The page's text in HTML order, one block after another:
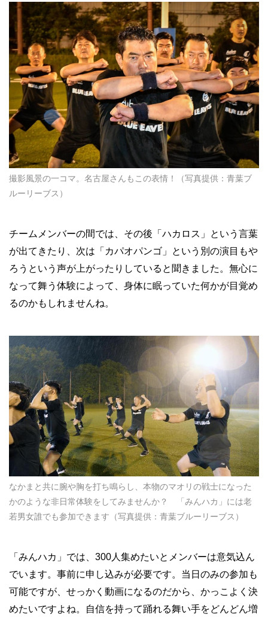
撮影風景の一コマ。名古屋さんもこの表情！（写真提供：青葉ブ
ルーリーブス）
チームメンバーの間では、その後「ハカロス」という言葉
が出てきたり、次は「カパオパンゴ」という別の演目もや
ろうという声が上がったりしていると聞きました。無心に
なって舞う体験によって、身体に眠っていた何かが目覚め
るのかもしれませんね。
なかまと共に腕や胸を打ち鳴らし、本物のマオリの戦士になった
かのような非日常体験をしてみませんか？ 「みんハカ」には老
若男女誰でも参加できます（写真提供：青葉ブルーリーブス）
「みんハカ」では、300人集めたいとメンバーは意気込ん
でいます。事前に申し込みが必要です。当日のみの参加も
可能ですが、せっかく動画になるのだから、かっこよく決
めたいですよね。自信を持って踊れる舞い手をどんどん増